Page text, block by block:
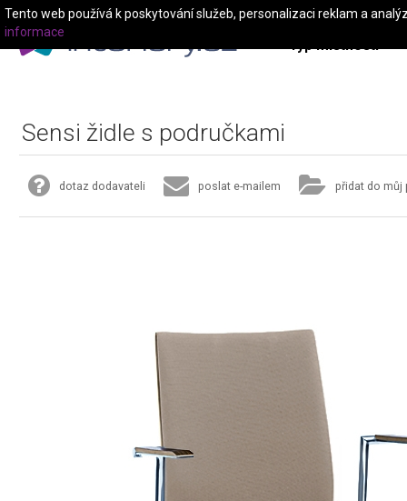
Typ místnosti
Sensi židle s područkami
dotaz dodavateli poslat e-mailem přidat do můj
Tento web používá k poskytování služeb, personalizaci reklam a
informace